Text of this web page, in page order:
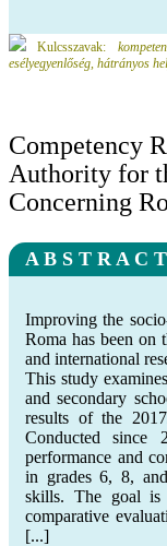
Kulcsszavak:
esélyegyenlőség, hátrányos
Competency
Authority for
Concerning
A B S T R A C T
Improving the
Roma has been on
and international
This study
and secondary
results of the
Conducted since
performance and
in grades 6, 8,
skills. The goal is
comparative
[...]